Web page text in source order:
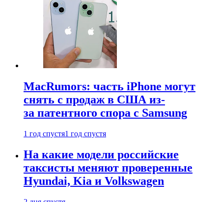
MacRumors: часть iPhone могут
снять с продаж в США из-
за патентного спора с Samsung
1 год спустя1 год спустя
На какие модели российские
таксисты меняют проверенные
Hyundai, Kia и Volkswagen